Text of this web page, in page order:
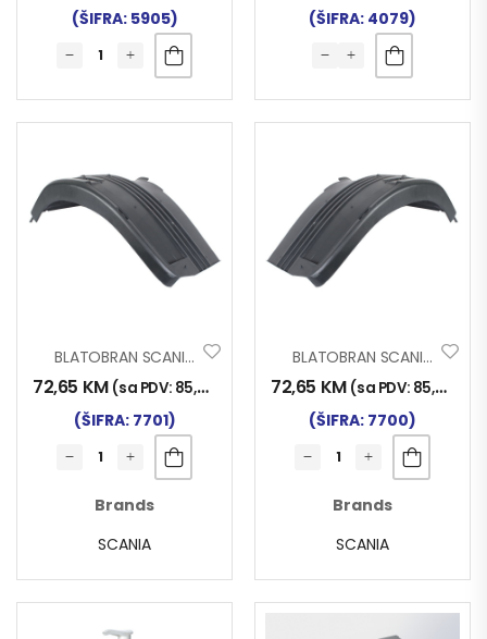
(ŠIFRA: 5905) (ŠIFRA: 4079)
BLATOBRAN SCANIA PREDNJI NAPRIJED DESNO-NAZAD LIJEVO
72,65 KM (sa PDV: 85,00
(ŠIFRA: 7701)
Brands
SCANIA
BLATOBRAN SCANIA PREDNJI NAPRIJED LIJEVO-NAZAD DESNO
72,65 KM (sa PDV: 85,00
(ŠIFRA: 7700)
Brands
SCANIA